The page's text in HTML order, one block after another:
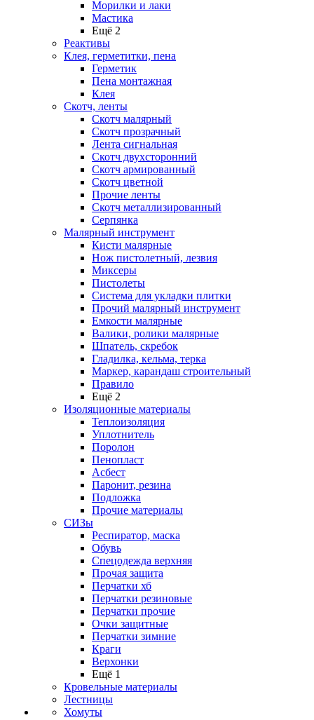
Морилки и лаки
Мастика
Ещё 2
Реактивы
Клея, герметитки, пена
Герметик
Пена монтажная
Клея
Скотч, ленты
Скотч малярный
Скотч прозрачный
Лента сигнальная
Скотч двухсторонний
Скотч армированный
Скотч цветной
Прочие ленты
Скотч металлизированный
Серпянка
Малярный инструмент
Кисти малярные
Нож пистолетный, лезвия
Миксеры
Пистолеты
Система для укладки плитки
Прочий малярный инструмент
Емкости малярные
Валики, ролики малярные
Шпатель, скребок
Гладилка, кельма, терка
Маркер, карандаш строительный
Правило
Ещё 2
Изоляционные материалы
Теплоизоляция
Уплотнитель
Поролон
Пенопласт
Асбест
Паронит, резина
Подложка
Прочие материалы
СИЗы
Респиратор, маска
Обувь
Спецодежда верхняя
Прочая защита
Перчатки хб
Перчатки резиновые
Перчатки прочие
Очки защитные
Перчатки зимние
Краги
Верхонки
Ещё 1
Кровельные материалы
Лестницы
Хомуты